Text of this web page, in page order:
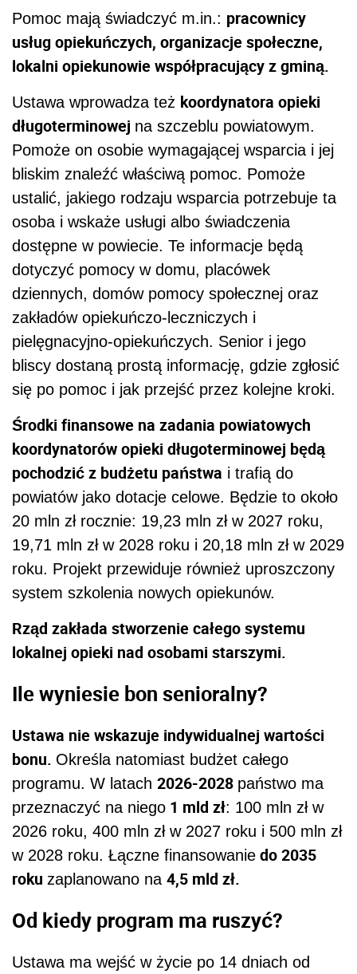
Pomoc mają świadczyć m.in.: pracownicy
usług opiekuńczych, organizacje społeczne,
lokalni opiekunowie współpracujący z gminą.
Ustawa wprowadza też koordynatora opieki
długoterminowej na szczeblu powiatowym.
Pomoże on osobie wymagającej wsparcia i jej
bliskim znaleźć właściwą pomoc. Pomoże
ustalić, jakiego rodzaju wsparcia potrzebuje ta
osoba i wskaże usługi albo świadczenia
dostępne w powiecie. Te informacje będą
dotyczyć pomocy w domu, placówek
dziennych, domów pomocy społecznej oraz
zakładów opiekuńczo-leczniczych i
pielęgnacyjno-opiekuńczych. Senior i jego
bliscy dostaną prostą informację, gdzie zgłosić
się po pomoc i jak przejść przez kolejne kroki.
Środki finansowe na zadania powiatowych
koordynatorów opieki długoterminowej będą
pochodzić z budżetu państwa i trafią do
powiatów jako dotacje celowe. Będzie to około
20 mln zł rocznie: 19,23 mln zł w 2027 roku,
19,71 mln zł w 2028 roku i 20,18 mln zł w 2029
roku. Projekt przewiduje również uproszczony
system szkolenia nowych opiekunów.
Rząd zakłada stworzenie całego systemu
lokalnej opieki nad osobami starszymi.
Ile wyniesie bon senioralny?
Ustawa nie wskazuje indywidualnej wartości
bonu. Określa natomiast budżet całego
programu. W latach 2026-2028 państwo ma
przeznaczyć na niego 1 mld zł: 100 mln zł w
2026 roku, 400 mln zł w 2027 roku i 500 mln zł
w 2028 roku. Łączne finansowanie do 2035
roku zaplanowano na 4,5 mld zł.
Od kiedy program ma ruszyć?
Ustawa ma wejść w życie po 14 dniach od